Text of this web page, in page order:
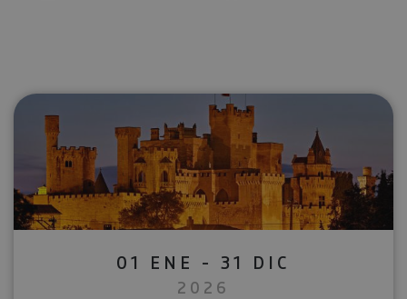
01 ENE - 31 DIC
2026